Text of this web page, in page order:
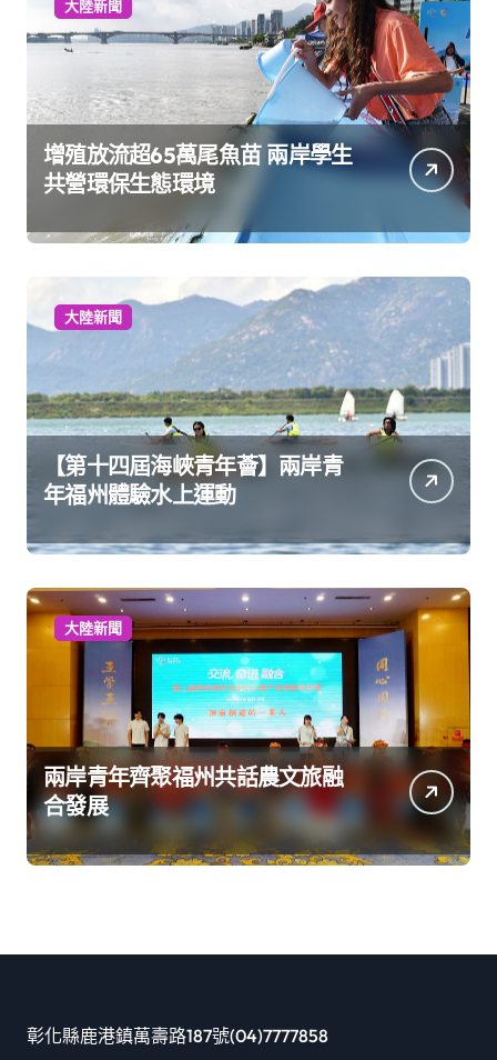
大陸新聞
增殖放流超65萬尾魚苗 兩岸學生
共營環保生態環境
大陸新聞
【第十四屆海峽青年薈】兩岸青
年福州體驗水上運動
大陸新聞
兩岸青年齊聚福州共話農文旅融
合發展
彰化縣鹿港鎮萬壽路187號(04)7777858